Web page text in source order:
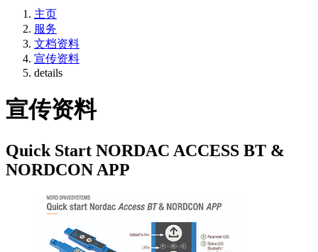
主页
服务
文档资料
宣传资料
details
宣传资料
Quick Start NORDAC ACCESS BT &
NORDCON APP